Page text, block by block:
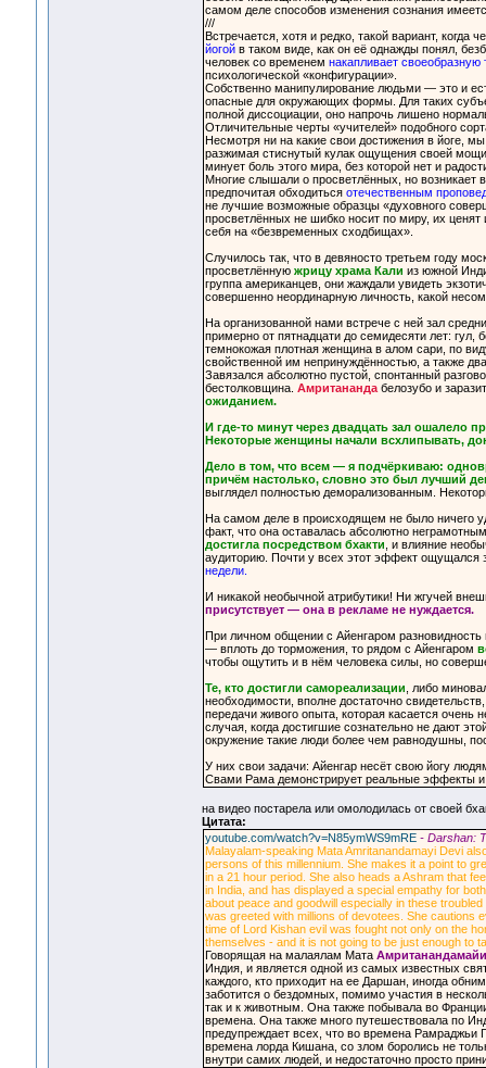
самом деле способов изменения сознания
///
Встречается, хотя и редко, такой вариант, когда
йогойв таком виде, как он её однажды понял,
человек со временем накапливает
психологической «конфигурации».
Собственно манипулирование людьми — это и
опасные для окружающих формы. Для таких
полной диссоциации, оно напрочь лишено
Отличительные черты «учителей» подобного
Несмотря ни на какие свои достижения в йоге,
разжимая стиснутый кулак ощущения своей
минует боль этого мира, без которой нет и
Многие слышали о просветлённых, но возникает
предпочитая обходиться отечественным
не лучшие возможные образцы «духовного
просветлённых не шибко носит по миру, их
себя на «безвременных сходбищах».
Случилось так, что в девяносто третьем году
просветлённую жрицу храма Кали из южной
группа американцев, они жаждали увидеть
совершенно неординарную личность, какой
На организованной нами встрече с ней зал
примерно от пятнадцати до семидесяти лет:
темнокожая плотная женщина в алом сари, по
свойственной им непринуждённостью, а также
Завязался абсолютно пустой, спонтанный
бестолковщина. Амританандабелозубо и
ожиданием.
И где-то минут через двадцать зал ошалело
Некоторые женщины начали всхлипывать,
Дело в том, что всем — я подчёркиваю:
причём настолько, словно это был лучший
выглядел полностью деморализованным.
На самом деле в происходящем не было ничего
факт, что она оставалась абсолютно
достигла посредством бхакти , и влияние
аудиторию. Почти у всех этот эффект ощущался
недели.
И никакой необычной атрибутики! Ни жгучей
присутствует — она в рекламе не нуждается.
При личном общении с Айенгаром
— вплоть до торможения, то рядом с Айенгаром
чтобы ощутить и в нём человека силы, но
Те, кто достигли самореализации , либо
необходимости, вполне достаточно
передачи живого опыта, которая касается
случая, когда достигшие сознательно не дают
окружение такие люди более чем равнодушны,
У них свои задачи: Айенгар несёт свою йогу
Свами Рама демонстрирует реальные эффекты и
на видео постарела или омолодилась от своей
Цитата:
youtube.com/watch?v=N85ymWS9mRE - Darshan:
Malayalam-speaking Mata Amritanandamayi Devi
persons of this millennium. She makes it a point to
in a 21 hour period. She also heads a Ashram that
in India, and has displayed a special empathy for
about peace and goodwill especially in these
was greeted with millions of devotees. She cautions
time of Lord Kishan evil was fought not only on the
themselves - and it is not going to be just enough to
Говорящая на малаялам Мата Амританандамайи
Индия, и является одной из самых известных
каждого, кто приходит на ее Даршан, иногда
заботится о бездомных, помимо участия в
так и к животным. Она также побывала во
времена. Она также много путешествовала по
предупреждает всех, что во времена Рамраджьи
времена лорда Кишана, со злом боролись не
внутри самих людей, и недостаточно просто